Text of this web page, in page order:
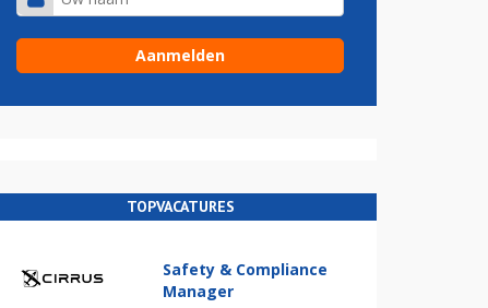
TOPVACATURES
Safety & Compliance
Manager